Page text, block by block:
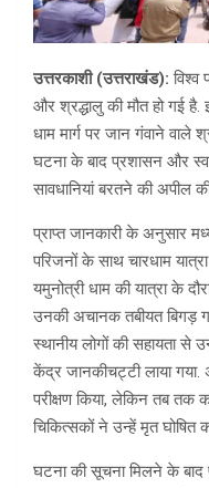
उत्तरकाशी (उत्तराखंड):विश्व
और श्रद्धालु की मौत हो गई है.
धाम मार्ग पर जान गंवाने
घटना के बाद प्रशासन और
सावधानियां बरतने की अपील
प्राप्त जानकारी के अनुसार
परिजनों के साथ चारधाम
यमुनोत्री धाम की यात्रा के
उनकी अचानक तबीयत बिगड़
स्थानीय लोगों की सहायता से
केंद्र जानकीचट्टी लाया
परीक्षण किया, लेकिन तब तक
चिकित्सकों ने उन्हें मृत घोषित
घटना की सूचना मिलने के बाद